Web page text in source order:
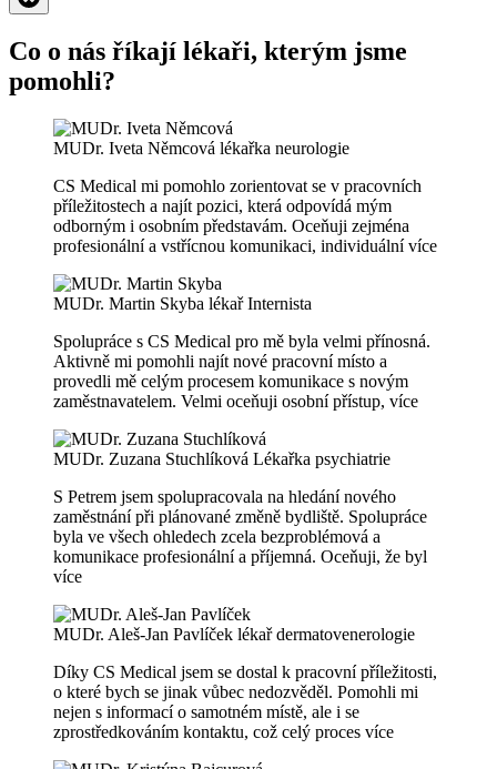
Co o nás říkají lékaři, kterým jsme
pomohli?
MUDr. Iveta Němcová lékařka neurologie
CS Medical mi pomohlo zorientovat se v pracovních
příležitostech a najít pozici, která odpovídá mým
odborným i osobním představám. Oceňuji zejména
profesionální a vstřícnou komunikaci, individuálnívíce
MUDr. Martin Skyba lékař Internista
Spolupráce s CS Medical pro mě byla velmi přínosná.
Aktivně mi pomohli najít nové pracovní místo a
provedli mě celým procesem komunikace s novým
zaměstnavatelem. Velmi oceňuji osobní přístup, více
MUDr. Zuzana Stuchlíková Lékařka psychiatrie
S Petrem jsem spolupracovala na hledání nového
zaměstnání při plánované změně bydliště. Spolupráce
byla ve všech ohledech zcela bezproblémová a
komunikace profesionální a příjemná. Oceňuji, že byl
více
MUDr. Aleš-Jan Pavlíček lékař dermatovenerologie
Díky CS Medical jsem se dostal k pracovní příležitosti,
o které bych se jinak vůbec nedozvěděl. Pomohli mi
nejen s informací o samotném místě, ale i se
zprostředkováním kontaktu, což celý proces více